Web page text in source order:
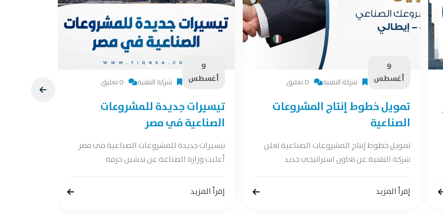
9
أغسطس
شركة التقنية 0 تعليق
تيسيرات جديدة للمشروعات
الصناعية في مصر
تيسيرات جديدة للمشروعات الصناعية في مصر
أعلنت وزارة الصناعة عن تدشين حزمة
إقرأ المزيد
9
أغسطس
شركة التقنية 0 تعليق
تمويل خطوط إنتاج المشروعات
الصناعية
تمويل خطوط إنتاج المشروعات الصناعية تعلن
شركة التقنية عن تعاون استراتيجي جديد
إقرأ المزيد